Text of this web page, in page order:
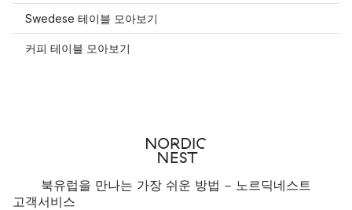
Swedese 테이블 모아보기
커피 테이블 모아보기
북유럽을 만나는 가장 쉬운 방법 - 노르딕네스트
고객서비스